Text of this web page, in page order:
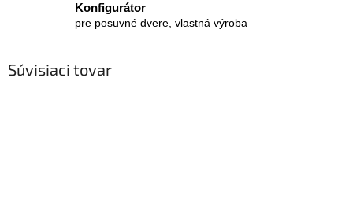
Konfigurátor
pre posuvné dvere, vlastná výroba
Súvisiaci tovar